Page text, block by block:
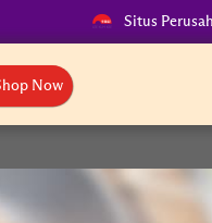
Situs
Now